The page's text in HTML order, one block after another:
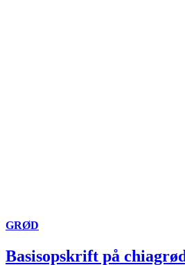
GRØD
Basisopskrift på